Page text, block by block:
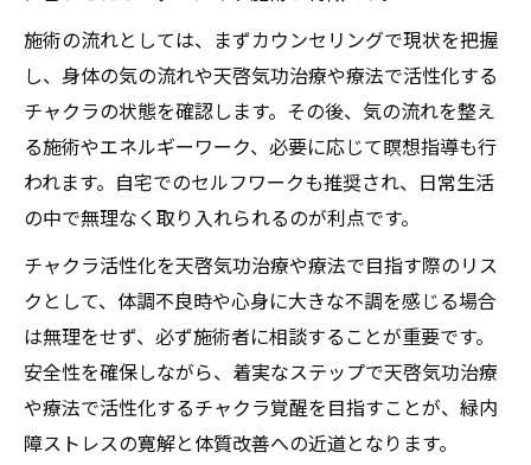
施術の流れとしては、まずカウンセリングで現状を把握
し、身体の気の流れや天啓気功治療や療法で活性化する
チャクラの状態を確認します。その後、気の流れを整え
る施術やエネルギーワーク、必要に応じて瞑想指導も行
われます。自宅でのセルフワークも推奨され、日常生活
の中で無理なく取り入れられるのが利点です。
チャクラ活性化を天啓気功治療や療法で目指す際のリス
クとして、体調不良時や心身に大きな不調を感じる場合
は無理をせず、必ず施術者に相談することが重要です。
安全性を確保しながら、着実なステップで天啓気功治療
や療法で活性化するチャクラ覚醒を目指すことが、緑内
障ストレスの寛解と体質改善への近道となります。